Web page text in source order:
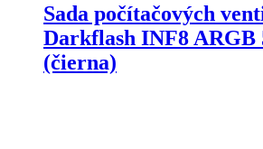
Sada počítačových
Darkflash INF8 ARGB
(čierna)